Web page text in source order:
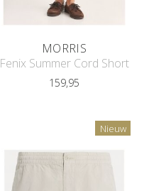
MORRIS
Fenix Summer Cord Short
159,95
Nieuw